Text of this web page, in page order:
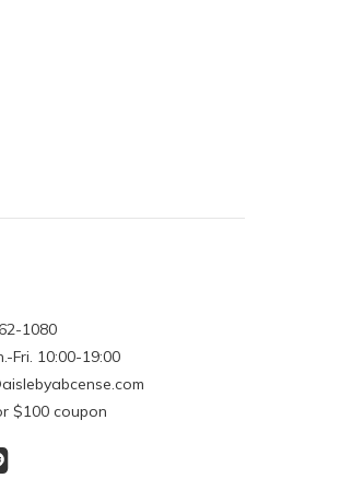
1080
Fri. 10:00-19:00
$100 coupon